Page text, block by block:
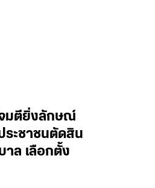
จมตียิ่งลักษณ์
ระชาชนตัดสิน
าล เลือกตั้ง